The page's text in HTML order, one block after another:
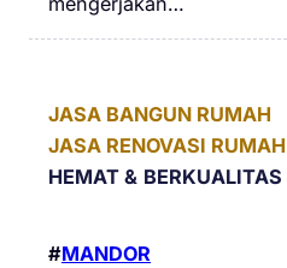
JASA BANGUN RUMAH
JASA RENOVASI RUMAH
HEMAT & BERKUALITAS
#MANDOR